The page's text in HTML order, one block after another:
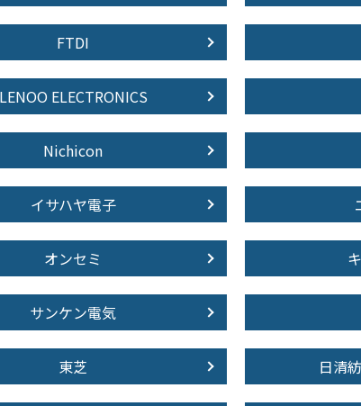
FTDI
LENOO ELECTRONICS
Nichicon
イサハヤ電子
オンセミ
サンケン電気
東芝 日清